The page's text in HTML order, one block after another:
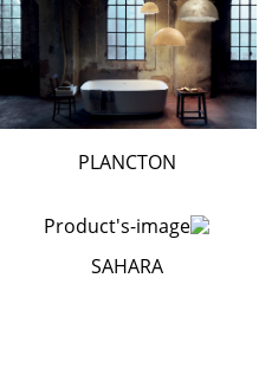
PLANCTON
SAHARA